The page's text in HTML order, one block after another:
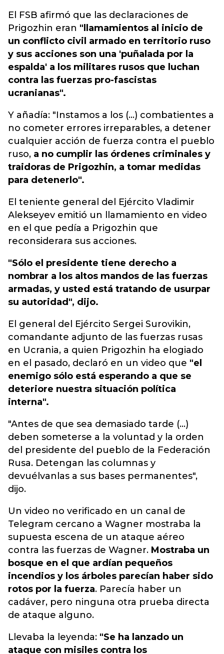
El FSB afirmó que las declaraciones de
Prigozhin eran "llamamientos al inicio de
un conflicto civil armado en territorio ruso
y sus acciones son una 'puñalada por la
espalda' a los militares rusos que luchan
contra las fuerzas pro-fascistas
ucranianas".
Y añadía: "Instamos a los (...) combatientes a
no cometer errores irreparables, a detener
cualquier acción de fuerza contra el pueblo
ruso, a no cumplir las órdenes criminales y
traidoras de Prigozhin, a tomar medidas
para detenerlo".
El teniente general del Ejército Vladimir
Alekseyev emitió un llamamiento en video
en el que pedía a Prigozhin que
reconsiderara sus acciones.
"Sólo el presidente tiene derecho a
nombrar a los altos mandos de las fuerzas
armadas, y usted está tratando de usurpar
su autoridad", dijo.
El general del Ejército Sergei Surovikin,
comandante adjunto de las fuerzas rusas
en Ucrania, a quien Prigozhin ha elogiado
en el pasado, declaró en un video que "el
enemigo sólo está esperando a que se
deteriore nuestra situación política
interna".
"Antes de que sea demasiado tarde (...)
deben someterse a la voluntad y la orden
del presidente del pueblo de la Federación
Rusa. Detengan las columnas y
devuélvanlas a sus bases permanentes",
dijo.
Un video no verificado en un canal de
Telegram cercano a Wagner mostraba la
supuesta escena de un ataque aéreo
contra las fuerzas de Wagner. Mostraba un
bosque en el que ardían pequeños
incendios y los árboles parecían haber sido
rotos por la fuerza. Parecía haber un
cadáver, pero ninguna otra prueba directa
de ataque alguno.
Llevaba la leyenda: "Se ha lanzado un
ataque con misiles contra los